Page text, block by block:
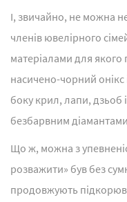
І, звичайно, не можна
членів ювелірного
матеріалами для
насичено-чорний
боку крил, лапи, дзьоб
безбарвним
Що ж, можна з
розважити» був без
продовжують